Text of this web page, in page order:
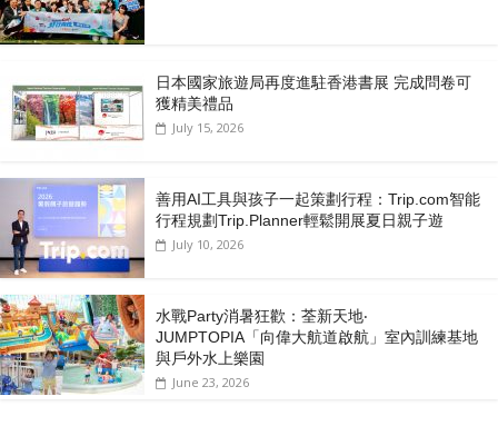
日本國家旅遊局再度進駐香港書展 完成問卷可
獲精美禮品
July 15, 2026
善用AI工具與孩子一起策劃行程：Trip.com智能
行程規劃Trip.Planner輕鬆開展夏日親子遊
July 10, 2026
水戰Party消暑狂歡：荃新天地‧
JUMPTOPIA「向偉大航道啟航」室內訓練基地
與戶外水上樂園
June 23, 2026